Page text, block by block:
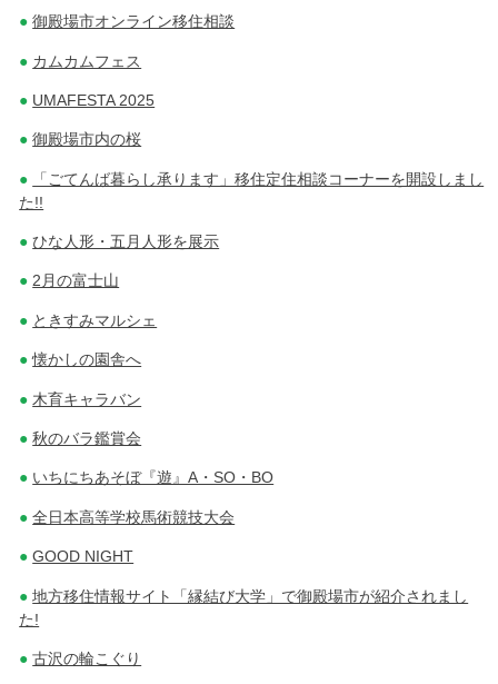
御殿場市オンライン移住相談
カムカムフェス
UMAFESTA 2025
御殿場市内の桜
「ごてんば暮らし承ります」移住定住相談コーナーを開設しまし
た!!
ひな人形・五月人形を展示
2月の富士山
ときすみマルシェ
懐かしの園舎へ
木育キャラバン
秋のバラ鑑賞会
いちにちあそぼ『遊』A・SO・BO
全日本高等学校馬術競技大会
GOOD NIGHT
地方移住情報サイト「縁結び大学」で御殿場市が紹介されまし
た!
古沢の輪こぐり